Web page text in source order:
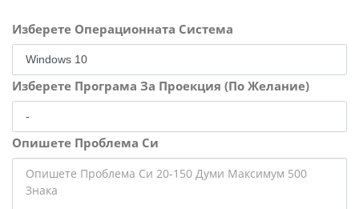
Изберете Операционната Система
Изберете Програма За Проекция (По Желание)
Опишете Проблема Си